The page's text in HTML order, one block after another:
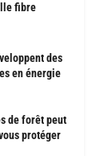
fibre
des
en énergie
de forêt peut
protéger